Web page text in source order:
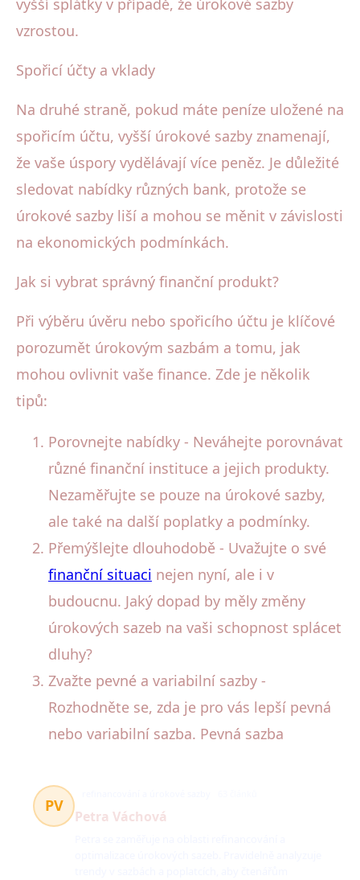
vzrostou.
Spořicí účty a vklady
Na druhé straně, pokud máte peníze uložené na
spořicím účtu, vyšší úrokové sazby znamenají,
že vaše úspory vydělávají více peněz. Je důležité
sledovat nabídky různých bank, protože se
úrokové sazby liší a mohou se měnit v závislosti
na ekonomických podmínkách.
Jak si vybrat správný finanční produkt?
Při výběru úvěru nebo spořicího účtu je klíčové
porozumět úrokovým sazbám a tomu, jak
mohou ovlivnit vaše finance. Zde je několik
tipů:
Porovnejte nabídky - Neváhejte porovnávat
různé finanční instituce a jejich produkty.
Nezaměřujte se pouze na úrokové sazby,
ale také na další poplatky a podmínky.
Přemýšlejte dlouhodobě - Uvažujte o své
finanční situaci nejen nyní, ale i v
budoucnu. Jaký dopad by měly změny
úrokových sazeb na vaši schopnost splácet
dluhy?
Zvažte pevné a variabilní sazby -
Rozhodněte se, zda je pro vás lepší pevná
nebo variabilní sazba. Pevná sazba
PV
Petra Váchová